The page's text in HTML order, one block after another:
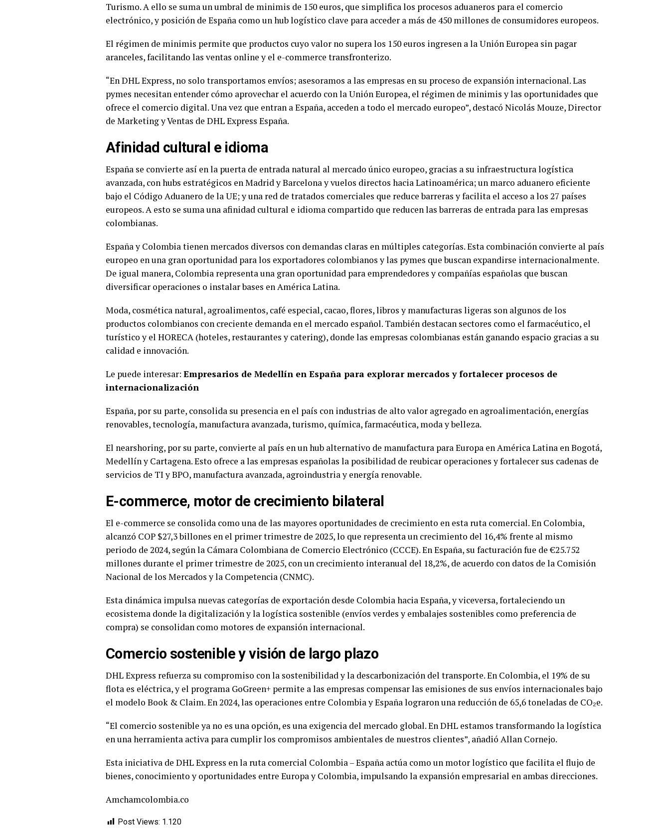
Turismo. A ello se suma un umbral de minimis de 150 euros, que simplifica los procesos aduaneros para el comercio
electrónico, y posición de España como un hub logístico clave para acceder a más de 450 millones de consumidores europeos.
El régimen de minimis permite que productos cuyo valor no supera los 150 euros ingresen a la Unión Europea sin pagar
aranceles, facilitando las ventas online y el e-commerce transfronterizo.
“En DHL Express, no solo transportamos envíos; asesoramos a las empresas en su proceso de expansión internacional. Las
pymes necesitan entender cómo aprovechar el acuerdo con la Unión Europea, el régimen de minimis y las oportunidades que
ofrece el comercio digital. Una vez que entran a España, acceden a todo el mercado europeo”, destacó Nicolás Mouze, Director
de Marketing y Ventas de DHL Express España.
Afinidad cultural e idioma
España se convierte así en la puerta de entrada natural al mercado único europeo, gracias a su infraestructura logística
avanzada, con hubs estratégicos en Madrid y Barcelona y vuelos directos hacia Latinoamérica; un marco aduanero eficiente
bajo el Código Aduanero de la UE; y una red de tratados comerciales que reduce barreras y facilita el acceso a los 27 países
europeos. A esto se suma una afinidad cultural e idioma compartido que reducen las barreras de entrada para las empresas
colombianas.
España y Colombia tienen mercados diversos con demandas claras en múltiples categorías. Esta combinación convierte al país
europeo en una gran oportunidad para los exportadores colombianos y las pymes que buscan expandirse internacionalmente.
De igual manera, Colombia representa una gran oportunidad para emprendedores y compañías españolas que buscan
diversificar operaciones o instalar bases en América Latina.
Moda, cosmética natural, agroalimentos, café especial, cacao, flores, libros y manufacturas ligeras son algunos de los
productos colombianos con creciente demanda en el mercado español. También destacan sectores como el farmacéutico, el
turístico y el HORECA (hoteles, restaurantes y catering), donde las empresas colombianas están ganando espacio gracias a su
calidad e innovación.
Le puede interesar: Empresarios de Medellín en España para explorar mercados y fortalecer procesos de
internacionalización
España, por su parte, consolida su presencia en el país con industrias de alto valor agregado en agroalimentación, energías
renovables, tecnología, manufactura avanzada, turismo, química, farmacéutica, moda y belleza.
El nearshoring, por su parte, convierte al país en un hub alternativo de manufactura para Europa en América Latina en Bogotá,
Medellín y Cartagena. Esto ofrece a las empresas españolas la posibilidad de reubicar operaciones y fortalecer sus cadenas de
servicios de TI y BPO, manufactura avanzada, agroindustria y energía renovable.
E-commerce, motor de crecimiento bilateral
El e-commerce se consolida como una de las mayores oportunidades de crecimiento en esta ruta comercial. En Colombia,
alcanzó COP $27,3 billones en el primer trimestre de 2025, lo que representa un crecimiento del 16,4% frente al mismo
periodo de 2024, según la Cámara Colombiana de Comercio Electrónico (CCCE). En España, su facturación fue de €25.752
millones durante el primer trimestre de 2025, con un crecimiento interanual del 18,2%, de acuerdo con datos de la Comisión
Nacional de los Mercados y la Competencia (CNMC).
Esta dinámica impulsa nuevas categorías de exportación desde Colombia hacia España, y viceversa, fortaleciendo un
ecosistema donde la digitalización y la logística sostenible (envíos verdes y embalajes sostenibles como preferencia de
compra) se consolidan como motores de expansión internacional.
Comercio sostenible y visión de largo plazo
DHL Express refuerza su compromiso con la sostenibilidad y la descarbonización del transporte. En Colombia, el 19% de su
flota es eléctrica, y el programa GoGreen+ permite a las empresas compensar las emisiones de sus envíos internacionales bajo
el modelo Book & Claim. En 2024, las operaciones entre Colombia y España lograron una reducción de 65,6 toneladas de CO₂e.
“El comercio sostenible ya no es una opción, es una exigencia del mercado global. En DHL estamos transformando la logística
en una herramienta activa para cumplir los compromisos ambientales de nuestros clientes”, añadió Allan Cornejo.
Esta iniciativa de DHL Express en la ruta comercial Colombia – España actúa como un motor logístico que facilita el flujo de
bienes, conocimiento y oportunidades entre Europa y Colombia, impulsando la expansión empresarial en ambas direcciones.
Amchamcolombia.co
Post Views: 1.120